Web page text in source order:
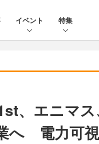
イベント 特集
、エニマ
へ 電力可